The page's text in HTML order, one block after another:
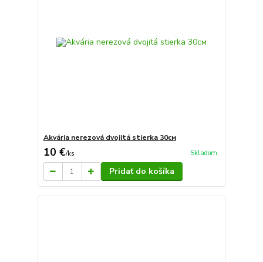
Akvária nerezová dvojitá stierka 30см
10 €/ks Skladom
Pridať do košíka